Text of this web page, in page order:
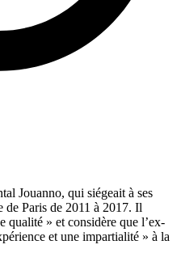
Jouanno, qui siégeait à ses
de Paris de 2011 à 2017. Il
qualité » et considère que l’ex-
et une impartialité » à la